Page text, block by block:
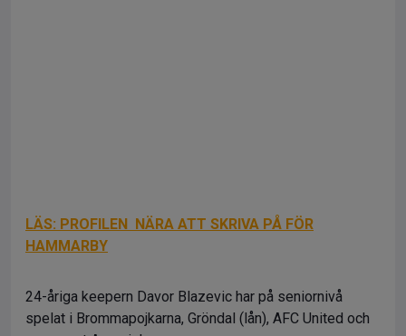
LÄS: PROFILEN NÄRA ATT SKRIVA PÅ FÖR
HAMMARBY
24-åriga keepern Davor Blazevic har på seniornivå
spelat i Brommapojkarna, Gröndal (lån), AFC United och